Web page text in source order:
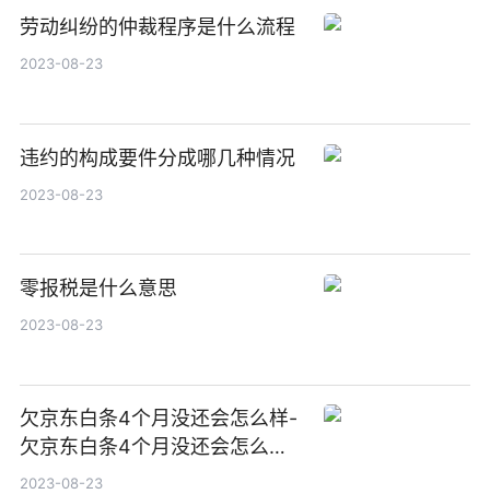
劳动纠纷的仲裁程序是什么流程
2023-08-23
违约的构成要件分成哪几种情况
2023-08-23
零报税是什么意思
2023-08-23
欠京东白条4个月没还会怎么样-
欠京东白条4个月没还会怎么样
吗
2023-08-23